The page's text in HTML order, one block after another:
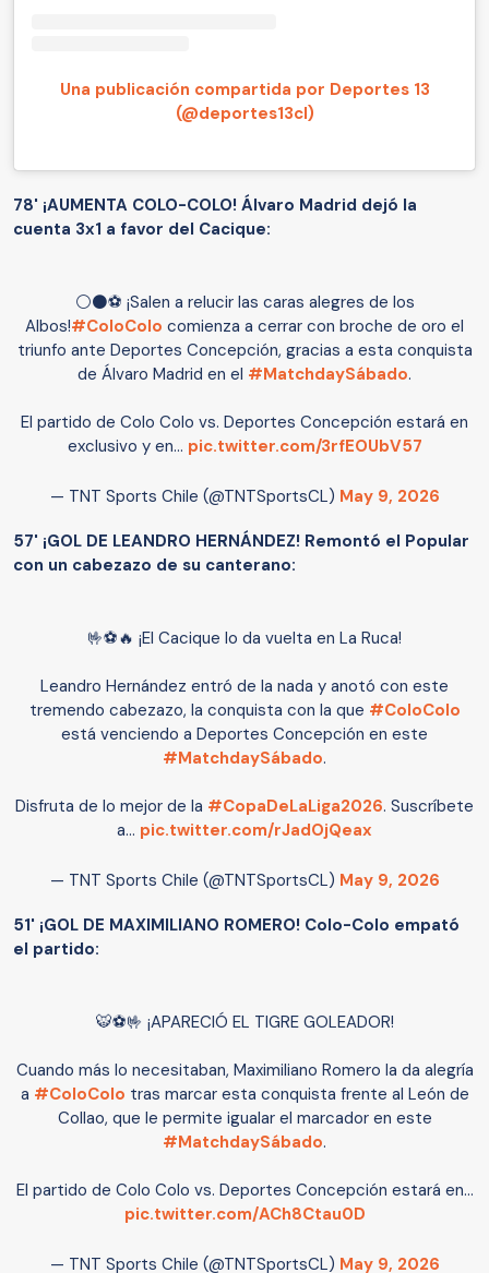
Una publicación compartida por Deportes 13
(@deportes13cl)
78' ¡AUMENTA COLO-COLO! Álvaro Madrid dejó la
cuenta 3x1 a favor del Cacique:
⚪⚫⚽ ¡Salen a relucir las caras alegres de los
Albos!#ColoColo comienza a cerrar con broche de oro el
triunfo ante Deportes Concepción, gracias a esta conquista
de Álvaro Madrid en el #MatchdaySábado.
El partido de Colo Colo vs. Deportes Concepción estará en
exclusivo y en… pic.twitter.com/3rfEOUbV57
— TNT Sports Chile (@TNTSportsCL) May 9, 2026
57' ¡GOL DE LEANDRO HERNÁNDEZ! Remontó el Popular
con un cabezazo de su canterano:
🤟⚽🔥 ¡El Cacique lo da vuelta en La Ruca!
Leandro Hernández entró de la nada y anotó con este
tremendo cabezazo, la conquista con la que #ColoColo
está venciendo a Deportes Concepción en este
#MatchdaySábado.
Disfruta de lo mejor de la #CopaDeLaLiga2026. Suscríbete
a… pic.twitter.com/rJadOjQeax
— TNT Sports Chile (@TNTSportsCL) May 9, 2026
51' ¡GOL DE MAXIMILIANO ROMERO! Colo-Colo empató
el partido:
🐯⚽🤟 ¡APARECIÓ EL TIGRE GOLEADOR!
Cuando más lo necesitaban, Maximiliano Romero la da alegría
a #ColoColo tras marcar esta conquista frente al León de
Collao, que le permite igualar el marcador en este
#MatchdaySábado.
El partido de Colo Colo vs. Deportes Concepción estará en…
pic.twitter.com/ACh8Ctau0D
— TNT Sports Chile (@TNTSportsCL) May 9, 2026